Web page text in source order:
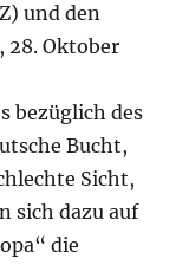
und den
28. Oktober
bezüglich des
Bucht,
Sicht,
sich dazu auf
die